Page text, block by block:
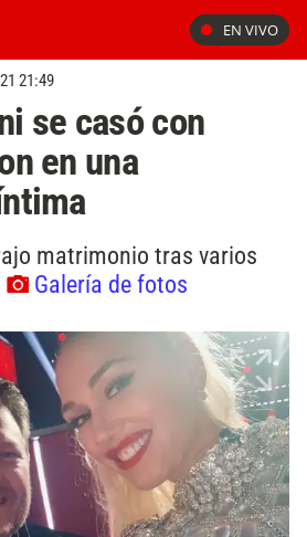
EN VIVO
21:49
se casó con
en una
matrimonio tras varios
Galería de fotos